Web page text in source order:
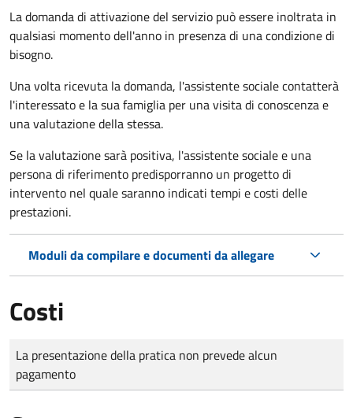
La domanda di attivazione del servizio può essere inoltrata in
qualsiasi momento dell'anno in presenza di una condizione di
bisogno.
Una volta ricevuta la domanda, l'assistente sociale contatterà
l'interessato e la sua famiglia per una visita di conoscenza e
una valutazione della stessa.
Se la valutazione sarà positiva, l'assistente sociale e una
persona di riferimento predisporranno un progetto di
intervento nel quale saranno indicati tempi e costi delle
prestazioni.
Moduli da compilare e documenti da allegare
Costi
Tipo di pagamento
Importo
La presentazione della pratica non prevede alcun
pagamento